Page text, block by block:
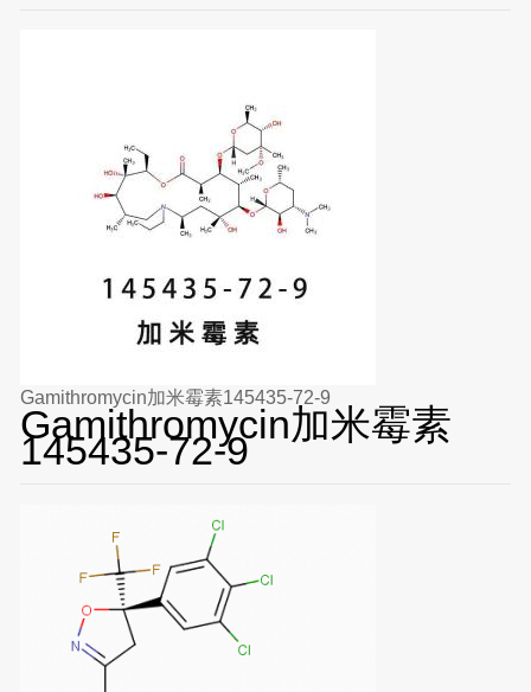
Gamithromycin加米霉素145435-72-9
Gamithromycin加米霉素
145435-72-9